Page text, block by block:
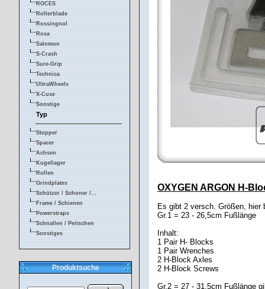
ROCES
Rollerblade
Rossingnol
Roxa
Salomon
S-Crash
Sure-Grip
Technica
UltraWheels
X-Cuse
Sonstige
Typ
Stopper
Spacer
Achsen
Kugellager
Rollen
Grindplates
Schützer / Schoner /...
Frame / Schienen
Powerstraps
Schnallen / Peitschen
Sonstiges
Produktsuche
OXYGEN ARGON H-
Es gibt 2 versch. Größen, hier
Gr.1 = 23 - 26,5cm Fußlänge
Inhalt:
1 Pair H- Blocks
1 Pair Wrenches
2 H-Block Axles
2 H-Block Screws
Gr.2 = 27 - 31,5cm Fußlänge